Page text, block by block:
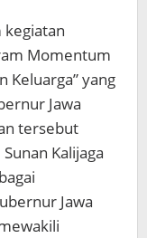
kegiatan
Momentum
Keluarga” yang
Jawa
tersebut
Kalijaga
Jawa